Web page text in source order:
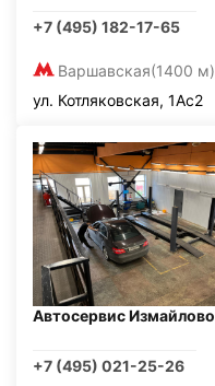
+7 (495) 182-17-65
Варшавская(1400 м)
ул. Котляковская, 1Ас2
Автосервис Измайлово
+7 (495) 021-25-26